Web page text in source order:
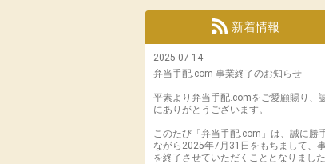
新着情報
2025-07-14
弁当手配.com 事業終了のお知らせ
平素より弁当手配.comをご愛顧賜り、
にありがとうございます。
このたび「弁当手配.com」は、誠に勝
ながら2025年7月31日をもちまして、
を終了させていただくこととなりました